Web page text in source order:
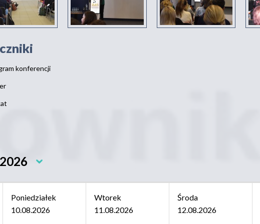
konferencji
Poniedziałek
10.08.2026
Wtorek
11.08.2026
Środa
12.08.2026